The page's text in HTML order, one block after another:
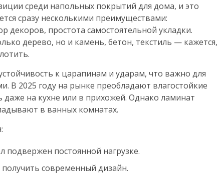
среди напольных покрытий для дома, и это
сразу несколькими преимуществами:
простота самостоятельной укладки.
дерево, но и камень, бетон, текстиль — кажется,
к царапинам и ударам, что важно для
2025 году на рынке преобладают влагостойкие
на кухне или в прихожей. Однако ламинат
в ванных комнатах.
подвержен постоянной нагрузке.
получить современный дизайн.